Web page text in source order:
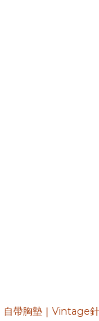
自帶胸墊｜Vintage